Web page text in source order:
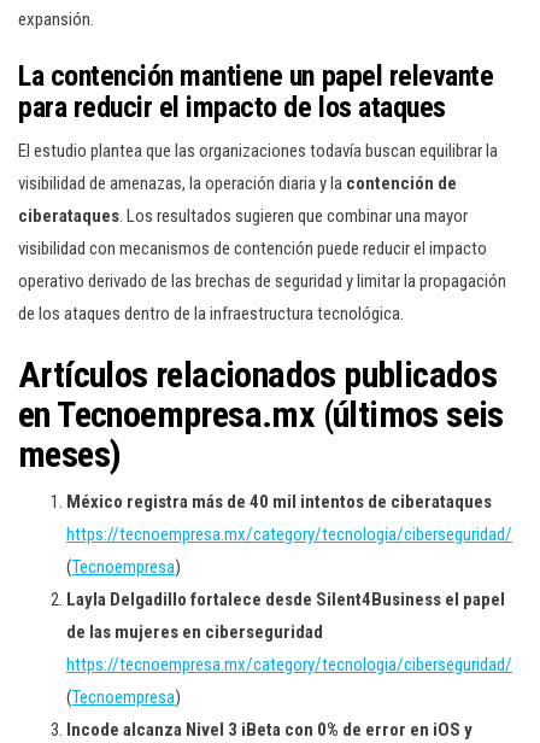
expansión.
La contención mantiene un papel relevante
para reducir el impacto de los ataques
El estudio plantea que las organizaciones todavía buscan equilibrar la
visibilidad de amenazas, la operación diaria y la contención de
ciberataques. Los resultados sugieren que combinar una mayor
visibilidad con mecanismos de contención puede reducir el impacto
operativo derivado de las brechas de seguridad y limitar la propagación
de los ataques dentro de la infraestructura tecnológica.
Artículos relacionados publicados
en Tecnoempresa.mx (últimos seis
meses)
México registra más de 40 mil intentos de ciberataques
https://tecnoempresa.mx/category/tecnologia/ciberseguridad/
(Tecnoempresa)
Layla Delgadillo fortalece desde Silent4Business el papel
de las mujeres en ciberseguridad
https://tecnoempresa.mx/category/tecnologia/ciberseguridad/
(Tecnoempresa)
Incode alcanza Nivel 3 iBeta con 0% de error en iOS y